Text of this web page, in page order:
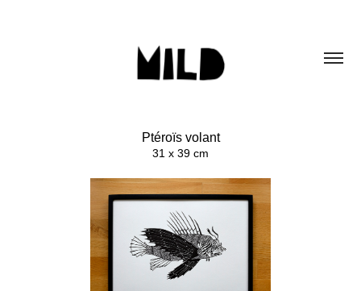
Ptéroïs volant
31 x 39 cm